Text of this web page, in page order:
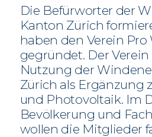
Die Befürworter der
Kanton Zürich
haben den Verein
gegründet. Der
Nutzung der
Zürich als Ergänzung
und Photovoltaik. Im
Bevölkerung und
wollen die Mitglieder